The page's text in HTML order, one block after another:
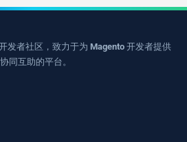
发者社区，致力于为 Magento 开发者提供
同互助的平台。